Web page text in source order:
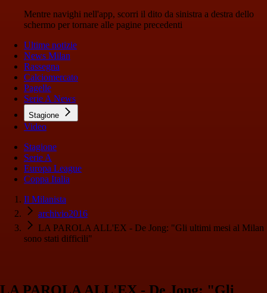
Mentre navighi nell'app, scorri il dito da sinistra a destra dello
schermo per tornare alle pagine precedenti
Ultime notizie
News Milan
Rassegna
Calciomercato
Pagelle
Serie A News
Stagione
Video
Stagione
Serie A
Europa League
Coppa Italia
Il Milanista
archivio2016
LA PAROLA ALL'EX - De Jong: "Gli ultimi mesi al Milan
sono stati difficili"